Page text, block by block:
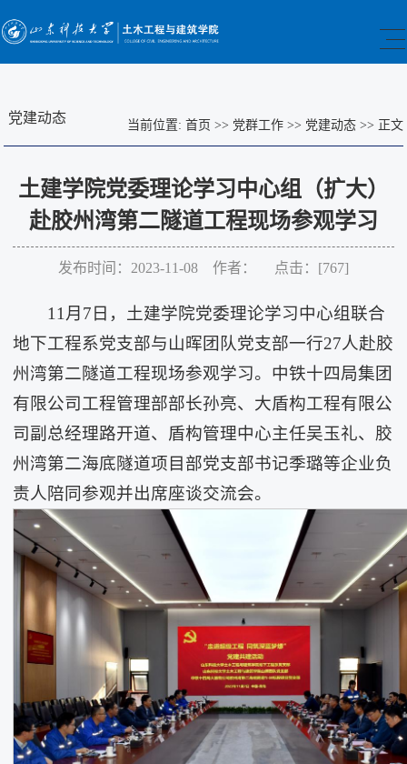
党建动态 当前位置: 首页 >> 党群工作>> 党建动态>> 正文
土建学院党委理论学习中心组（扩大）
赴胶州湾第二隧道工程现场参观学习
发布时间：2023-11-08 作者： 点击：[767]
11月7日，土建学院党委理论学习中心组联合
地下工程系党支部与山晖团队党支部一行27人赴胶
州湾第二隧道工程现场参观学习。中铁十四局集团
有限公司工程管理部部长孙亮、大盾构工程有限公
司副总经理路开道、盾构管理中心主任吴玉礼、胶
州湾第二海底隧道项目部党支部书记季璐等企业负
责人陪同参观并出席座谈交流会。